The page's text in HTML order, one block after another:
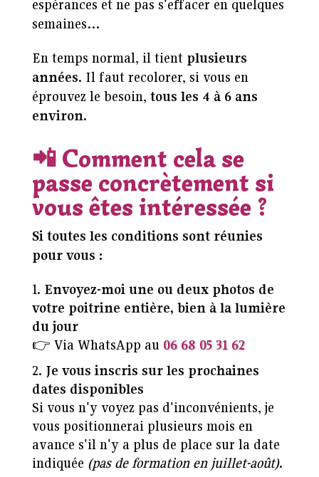
espérances et ne pas s'effacer en quelques
semaines…
En temps normal, il tient plusieurs
années. Il faut recolorer, si vous en
éprouvez le besoin, tous les 4 à 6 ans
environ.
📲 Comment cela se
passe concrètement si
vous êtes intéressée ?
Si toutes les conditions sont réunies
pour vous :
Envoyez-moi une ou deux photos de
votre poitrine entière, bien à la lumière
du jour
👉 Via WhatsApp au 06 68 05 31 62
Je vous inscris sur les prochaines
dates disponibles
Si vous n'y voyez pas d'inconvénients, je
vous positionnerai plusieurs mois en
avance s'il n'y a plus de place sur la date
indiquée (pas de formation en juillet-août).